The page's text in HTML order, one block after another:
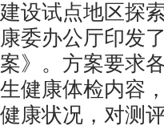
建设试点地区探
康委办公厅印发
案》。方案要求
生健康体检内容
健康状况，对测